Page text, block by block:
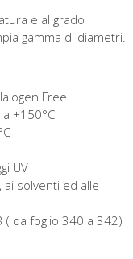
e al grado
gamma di diametri.
Free
+150°C
UV
ai solventi ed alle
( da foglio 340 a 342)